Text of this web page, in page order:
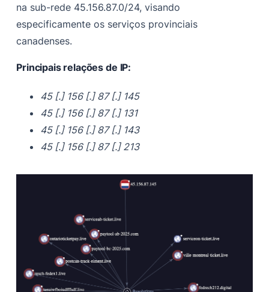
na sub-rede 45.156.87.0/24, visando
especificamente os serviços provinciais
canadenses.
Principais relações de IP:
45 [.] 156 [.] 87 [.] 145
45 [.] 156 [.] 87 [.] 131
45 [.] 156 [.] 87 [.] 143
45 [.] 156 [.] 87 [.] 213